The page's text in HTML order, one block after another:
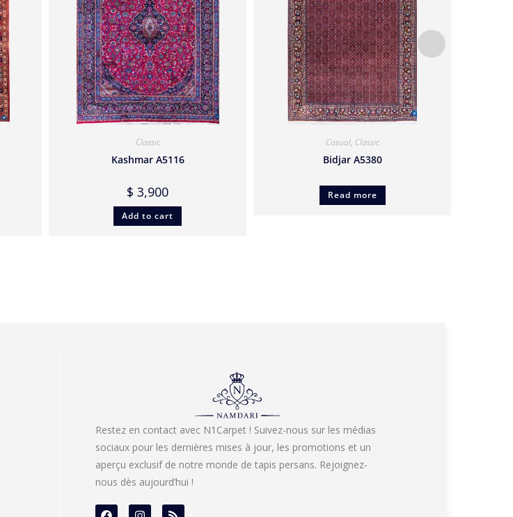
Classic
Kashmar A5116
$ 3,900
Add to cart
Casual, Classic
Bidjar A5380
Read more
Restez en contact avec N1Carpet ! Suivez-nous sur les médias
sociaux pour les dernières mises à jour, les promotions et un
aperçu exclusif de notre monde de tapis persans. Rejoignez-
nous dès aujourd’hui !